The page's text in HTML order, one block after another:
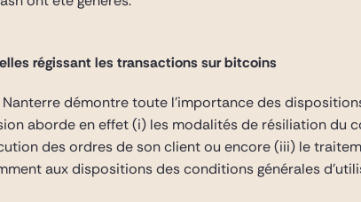
régissant les transactions sur bitcoins
démontre toute l’importance des
aborde en effet (i) les modalités de résiliation
des ordres de son client ou encore (iii) le
aux dispositions des conditions générales